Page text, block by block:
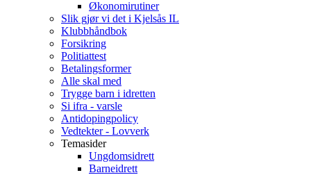
Økonomirutiner
Slik gjør vi det i Kjelsås IL
Klubbhåndbok
Forsikring
Politiattest
Betalingsformer
Alle skal med
Trygge barn i idretten
Si ifra - varsle
Antidopingpolicy
Vedtekter - Lovverk
Temasider
Ungdomsidrett
Barneidrett